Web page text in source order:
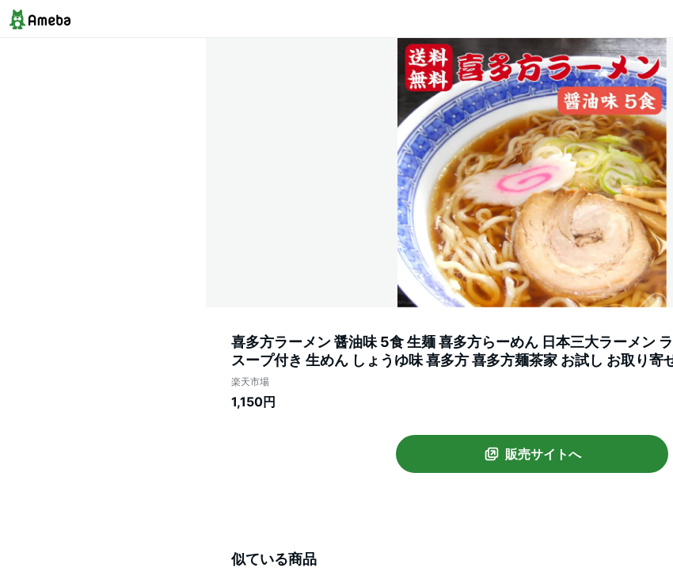
喜多方ラーメン 醤油味 5食 生麺 喜多方らーめん 日本三大ラーメン
スープ付き 生めん しょうゆ味 喜多方 喜多方麺茶家 お試し お取り寄
寄せグルメ ご当地グルメ 郡山銘販
楽天市場
1,150円
販売サイトへ
似ている商品